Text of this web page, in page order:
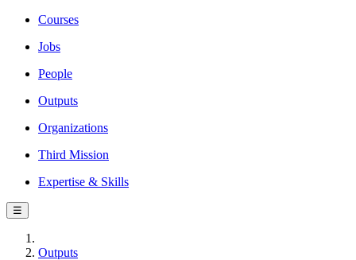
Courses
Jobs
People
Outputs
Organizations
Third Mission
Expertise & Skills
☰
Outputs